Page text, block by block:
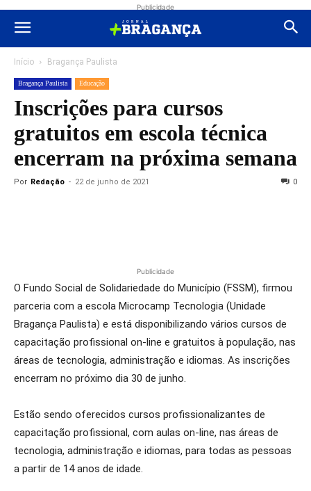
Publicidade
Início Bragança Paulista
Bragança Paulista Educação
Inscrições para cursos
gratuitos em escola técnica
encerram na próxima semana
Por Redação - 22 de junho de 2021 0
Publicidade
O Fundo Social de Solidariedade do Município (FSSM), firmou
parceria com a escola Microcamp Tecnologia (Unidade
Bragança Paulista) e está disponibilizando vários cursos de
capacitação profissional on-line e gratuitos à população, nas
áreas de tecnologia, administração e idiomas. As inscrições
encerram no próximo dia 30 de junho.
Estão sendo oferecidos cursos profissionalizantes de
capacitação profissional, com aulas on-line, nas áreas de
tecnologia, administração e idiomas, para todas as pessoas
a partir de 14 anos de idade.